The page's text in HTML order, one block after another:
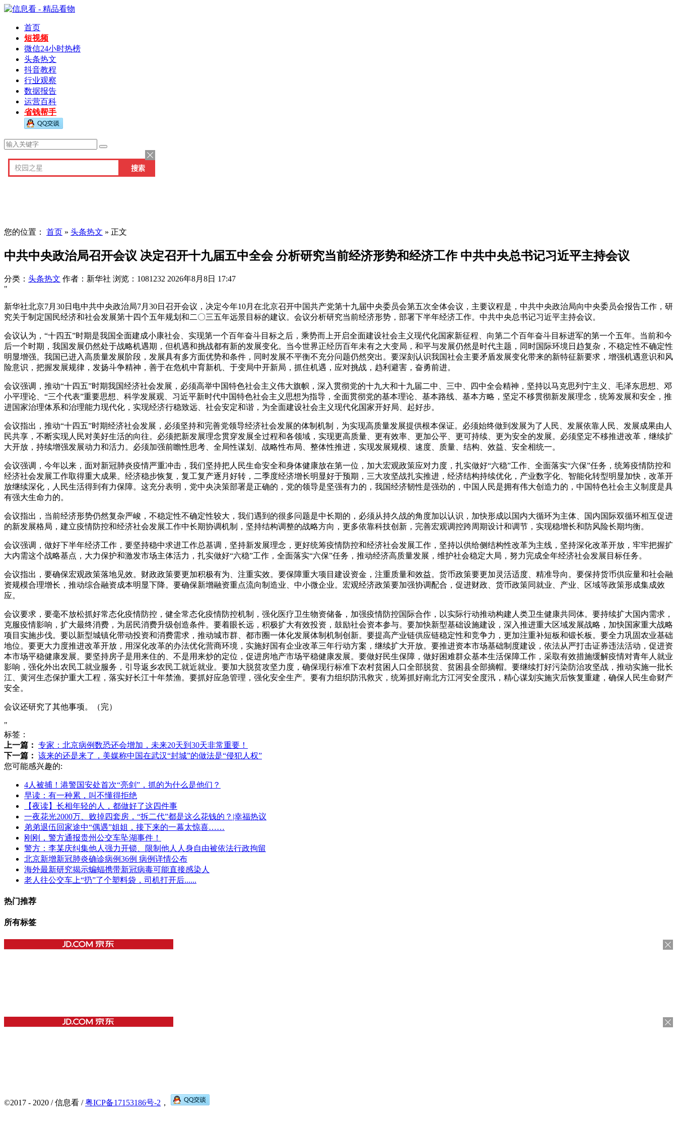
首页
短视频
微信24小时热榜
头条热文
抖音教程
行业观察
数据报告
运营百科
省钱帮手
您的位置： 首页 » 头条热文 » 正文
中共中央政治局召开会议 决定召开十九届五中全会 分析研究当前经济形势和经济工作 中共中央总书记习近平主持会议
分类： 头条热文 作者：新华社 浏览：1081232 2026年8月8日 17:47
"
新华社北京7月30日电中共中央政治局7月30日召开会议，决定今年10月在北京召开中国共产党第十九届中央委员会第五次全体会议，主要议程是，中共中央政治局向中央委员会报告工作，研
究关于制定国民经济和社会发展第十四个五年规划和二〇三五年远景目标的建议。会议分析研究当前经济形势，部署下半年经济工作。中共中央总书记习近平主持会议。
会议认为，“十四五”时期是我国全面建成小康社会、实现第一个百年奋斗目标之后，乘势而上开启全面建设社会主义现代化国家新征程、向第二个百年奋斗目标进军的第一个五年。当前和今
后一个时期，我国发展仍然处于战略机遇期，但机遇和挑战都有新的发展变化。当今世界正经历百年未有之大变局，和平与发展仍然是时代主题，同时国际环境日趋复杂，不稳定性不确定性
明显增强。我国已进入高质量发展阶段，发展具有多方面优势和条件，同时发展不平衡不充分问题仍然突出。要深刻认识我国社会主要矛盾发展变化带来的新特征新要求，增强机遇意识和风
险意识，把握发展规律，发扬斗争精神，善于在危机中育新机、于变局中开新局，抓住机遇，应对挑战，趋利避害，奋勇前进。
会议强调，推动“十四五”时期我国经济社会发展，必须高举中国特色社会主义伟大旗帜，深入贯彻党的十九大和十九届二中、三中、四中全会精神，坚持以马克思列宁主义、毛泽东思想、邓
小平理论、“三个代表”重要思想、科学发展观、习近平新时代中国特色社会主义思想为指导，全面贯彻党的基本理论、基本路线、基本方略，坚定不移贯彻新发展理念，统筹发展和安全，推
进国家治理体系和治理能力现代化，实现经济行稳致远、社会安定和谐，为全面建设社会主义现代化国家开好局、起好步。
会议指出，推动“十四五”时期经济社会发展，必须坚持和完善党领导经济社会发展的体制机制，为实现高质量发展提供根本保证。必须始终做到发展为了人民、发展依靠人民、发展成果由人
民共享，不断实现人民对美好生活的向往。必须把新发展理念贯穿发展全过程和各领域，实现更高质量、更有效率、更加公平、更可持续、更为安全的发展。必须坚定不移推进改革，继续扩
大开放，持续增强发展动力和活力。必须加强前瞻性思考、全局性谋划、战略性布局、整体性推进，实现发展规模、速度、质量、结构、效益、安全相统一。
会议强调，今年以来，面对新冠肺炎疫情严重冲击，我们坚持把人民生命安全和身体健康放在第一位，加大宏观政策应对力度，扎实做好“六稳”工作、全面落实“六保”任务，统筹疫情防控和
经济社会发展工作取得重大成果。经济稳步恢复，复工复产逐月好转，二季度经济增长明显好于预期，三大攻坚战扎实推进，经济结构持续优化，产业数字化、智能化转型明显加快，改革开
放继续深化，人民生活得到有力保障。这充分表明，党中央决策部署是正确的，党的领导是坚强有力的，我国经济韧性是强劲的，中国人民是拥有伟大创造力的，中国特色社会主义制度是具
有强大生命力的。
会议指出，当前经济形势仍然复杂严峻，不稳定性不确定性较大，我们遇到的很多问题是中长期的，必须从持久战的角度加以认识，加快形成以国内大循环为主体、国内国际双循环相互促进
的新发展格局，建立疫情防控和经济社会发展工作中长期协调机制，坚持结构调整的战略方向，更多依靠科技创新，完善宏观调控跨周期设计和调节，实现稳增长和防风险长期均衡。
会议强调，做好下半年经济工作，要坚持稳中求进工作总基调，坚持新发展理念，更好统筹疫情防控和经济社会发展工作，坚持以供给侧结构性改革为主线，坚持深化改革开放，牢牢把握扩
大内需这个战略基点，大力保护和激发市场主体活力，扎实做好“六稳”工作，全面落实“六保”任务，推动经济高质量发展，维护社会稳定大局，努力完成全年经济社会发展目标任务。
会议指出，要确保宏观政策落地见效。财政政策要更加积极有为、注重实效。要保障重大项目建设资金，注重质量和效益。货币政策要更加灵活适度、精准导向。要保持货币供应量和社会融
资规模合理增长，推动综合融资成本明显下降。要确保新增融资重点流向制造业、中小微企业。宏观经济政策要加强协调配合，促进财政、货币政策同就业、产业、区域等政策形成集成效
应。
会议要求，要毫不放松抓好常态化疫情防控，健全常态化疫情防控机制，强化医疗卫生物资储备，加强疫情防控国际合作，以实际行动推动构建人类卫生健康共同体。要持续扩大国内需求，
克服疫情影响，扩大最终消费，为居民消费升级创造条件。要着眼长远，积极扩大有效投资，鼓励社会资本参与。要加快新型基础设施建设，深入推进重大区域发展战略，加快国家重大战略
项目实施步伐。要以新型城镇化带动投资和消费需求，推动城市群、都市圈一体化发展体制机制创新。要提高产业链供应链稳定性和竞争力，更加注重补短板和锻长板。要全力巩固农业基础
地位。要更大力度推进改革开放，用深化改革的办法优化营商环境，实施好国有企业改革三年行动方案，继续扩大开放。要推进资本市场基础制度建设，依法从严打击证券违法活动，促进资
本市场平稳健康发展。要坚持房子是用来住的、不是用来炒的定位，促进房地产市场平稳健康发展。要做好民生保障，做好困难群众基本生活保障工作，采取有效措施缓解疫情对青年人就业
影响，强化外出农民工就业服务，引导返乡农民工就近就业。要加大脱贫攻坚力度，确保现行标准下农村贫困人口全部脱贫、贫困县全部摘帽。要继续打好污染防治攻坚战，推动实施一批长
江、黄河生态保护重大工程，落实好长江十年禁渔。要抓好应急管理，强化安全生产。要有力组织防汛救灾，统筹抓好南北方江河安全度汛，精心谋划实施灾后恢复重建，确保人民生命财产
安全。
会议还研究了其他事项。（完）
"
标签：
上一篇： 专家：北京病例数恐还会增加，未来20天到30天非常重要！
下一篇： 该来的还是来了，美媒称中国在武汉“封城”的做法是“侵犯人权”
您可能感兴趣的:
4人被捕！港警国安处首次“亮剑”，抓的为什么是他们？
早读：有一种累，叫不懂得拒绝
【夜读】长相年轻的人，都做好了这四件事
一夜花光2000万、败掉四套房，“拆二代”都是这么花钱的？|幸福热议
弟弟退伍回家途中“偶遇”姐姐，接下来的一幕太惊喜……
刚刚，警方通报贵州公交车坠湖事件！
警方：李某庆纠集他人强力开锁、限制他人人身自由被依法行政拘留
北京新增新冠肺炎确诊病例36例 病例详情公布
海外最新研究揭示蝙蝠携带新冠病毒可能直接感染人
老人往公交车上“扔”了个塑料袋，司机打开后......
热门推荐
所有标签
©2017 - 2020 / 信息看 /粤ICP备17153186号-2 ，